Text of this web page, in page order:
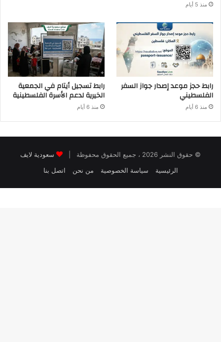
منذ 5 أيام
رابط حجز موعد إصدار جواز السفر
الفلسطيني
منذ 6 أيام
رابط تسجيل أيتام في الجمعية
الخيرية لدعم الأسرة الفلسطينية
منذ 6 أيام
© حقوق النشر 2026 ، جميع الحقوق محفوظة |
سعودية لايف
الرئيسية
سياسة الخصوصية من نحن اتصل بنا